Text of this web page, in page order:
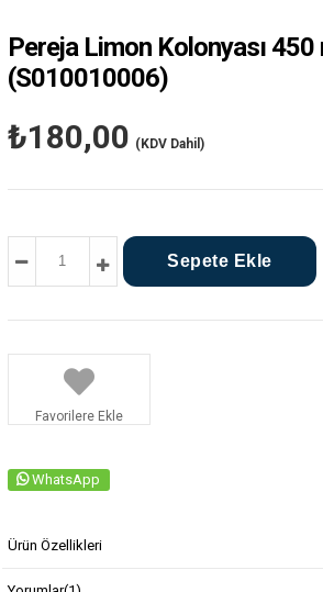
Pereja Limon Kolonyası
(S010010006)
₺180,00 (KDV Dahil)
Favorilere Ekle
WhatsApp
Ürün Özellikleri